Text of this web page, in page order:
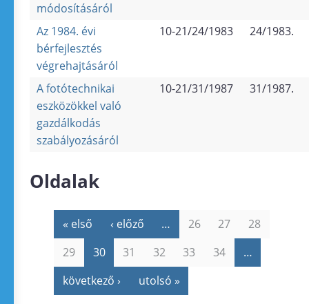
módosításáról
Az 1984. évi
bérfejlesztés
végrehajtásáról
10-21/24/1983 24/1983.
A fotótechnikai
eszközökkel való
gazdálkodás
szabályozásáról
10-21/31/1987 31/1987.
Oldalak
« első ‹ előző … 26 27
28
29
30 31 32 33 34
…
következő ›
utolsó »